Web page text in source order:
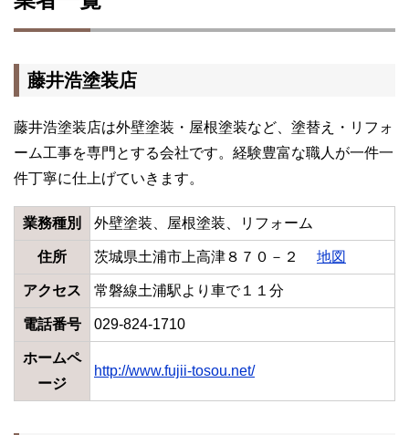
藤井浩塗装店
藤井浩塗装店は外壁塗装・屋根塗装など、塗替え・リフォ
ーム工事を専門とする会社です。経験豊富な職人が一件一
件丁寧に仕上げていきます。
業務種別 外壁塗装、屋根塗装、リフォーム
住所 茨城県土浦市上高津８７０－２ 地図
アクセス 常磐線土浦駅より車で１１分
電話番号 029-824-1710
ホームペ
ージ
http://www.fujii-tosou.net/